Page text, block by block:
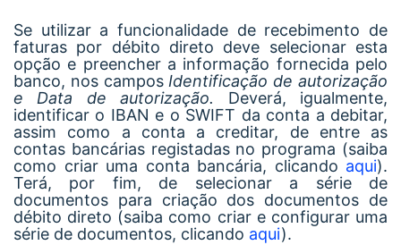
Se utilizar a funcionalidade de recebimento de
faturas por débito direto deve selecionar esta
opção e preencher a informação fornecida pelo
banco, nos camposIdentificação de autorização
eData de autorização. Deverá, igualmente,
identificar o IBAN e o SWIFT da conta a debitar,
assim como a conta a creditar, de entre as
contas bancárias registadas no programa (saiba
como criar uma conta bancária, clicando aqui).
Terá, por fim, de selecionar a série de
documentos para criação dos documentos de
débito direto (saiba como criar e configurar uma
série de documentos, clicando aqui).